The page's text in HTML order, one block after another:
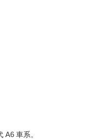
車系。